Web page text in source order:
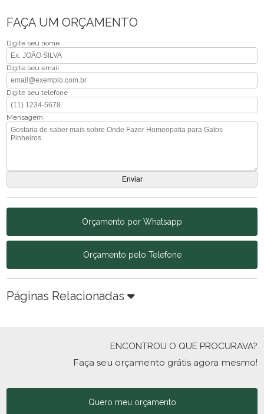
FAÇA UM ORÇAMENTO
Digite seu nome
Digite seu email
Digite seu telefone
Mensagem
Orçamento por Whatsapp
Orçamento pelo Telefone
Páginas Relacionadas
ENCONTROU O QUE PROCURAVA?
Faça seu orçamento grátis agora mesmo!
Quero meu orçamento